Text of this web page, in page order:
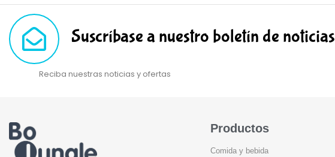
Suscríbase a nuestro boletín de noticias
Reciba nuestras noticias y ofertas
Productos
Comida y bebida